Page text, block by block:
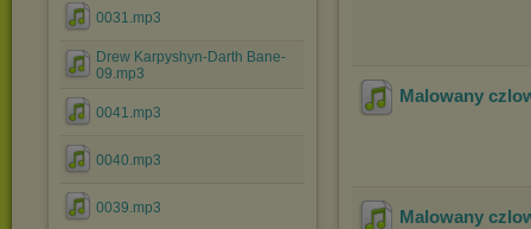
0031.mp3
Drew Karpyshyn-Darth Bane-
09.mp3
0041.mp3
0040.mp3
0039.mp3
Malowany
Malowany